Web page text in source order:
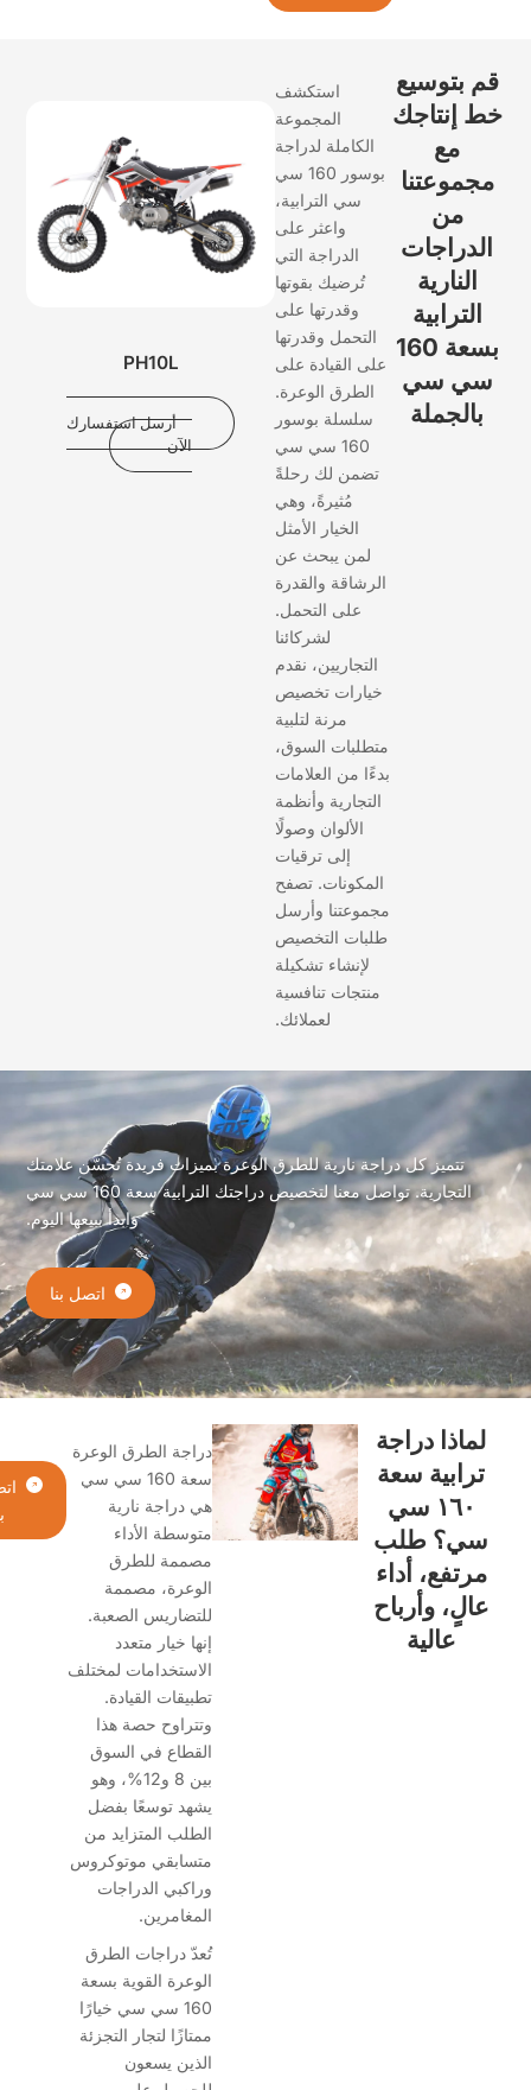
بتوسيع
إنتاجك
النارية
الترابية
بسعة 160
سي
بالجملة
استكشف
المجموعة
الكاملة لدراجة
بوسور 160 سي
سي الترابية،
واعثر على
الدراجة التي
تُرضيك بقوتها
وقدرتها على
التحمل وقدرتها
على القيادة على
الطرق الوعرة.
سلسلة بوسور
160 سي سي
تضمن لك رحلةً
مُثيرةً، وهي
الخيار الأمثل
لمن يبحث عن
الرشاقة والقدرة
على التحمل.
لشركائنا
التجاريين، نقدم
خيارات تخصيص
مرنة لتلبية
متطلبات السوق،
بدءًا من العلامات
التجارية وأنظمة
الألوان وصولًا
إلى ترقيات
المكونات. تصفح
مجموعتنا وأرسل
طلبات التخصيص
لإنشاء تشكيلة
منتجات تنافسية
لعملائك.
PH10L
أرسل استفسارك
الآن
تتميز كل دراجة نارية للطرق الوعرة بميزات فريدة تُحسّن علامتك
التجارية. تواصل معنا لتخصيص دراجتك الترابية سعة 160 سي سي
وابدأ ببيعها اليوم.
اتصل بنا
لماذا دراجة
ترابية سعة
١٦٠ سي
طلب
مرتفع، أداء
وأرباح
عالية
دراجة الطرق الوعرة
سعة 160 سي سي
هي دراجة نارية
متوسطة الأداء
مصممة للطرق
الوعرة، مصممة
للتضاريس الصعبة.
إنها خيار متعدد
الاستخدامات لمختلف
تطبيقات القيادة.
وتتراوح حصة هذا
القطاع في السوق
بين 8 و12%، وهو
يشهد توسعًا بفضل
الطلب المتزايد من
متسابقي موتوكروس
وراكبي الدراجات
المغامرين.
تُعدّ دراجات الطرق
الوعرة القوية بسعة
160 سي سي خيارًا
ممتازًا لتجار التجزئة
الذين يسعون
اتصل